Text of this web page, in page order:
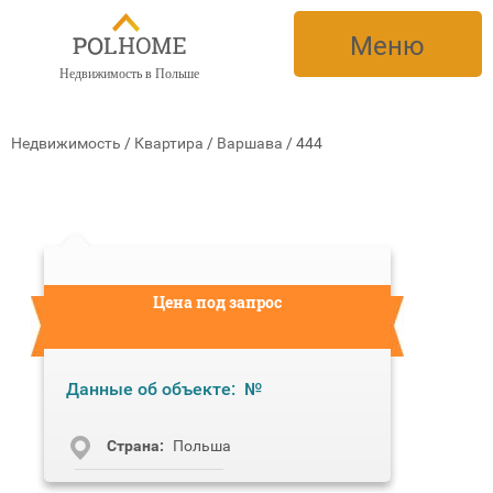
Недвижимость в Польше
Меню
Недвижимость / Квартира / Варшава /444
Цена под запрос
Данные об объекте: №
Cтрана: Польша